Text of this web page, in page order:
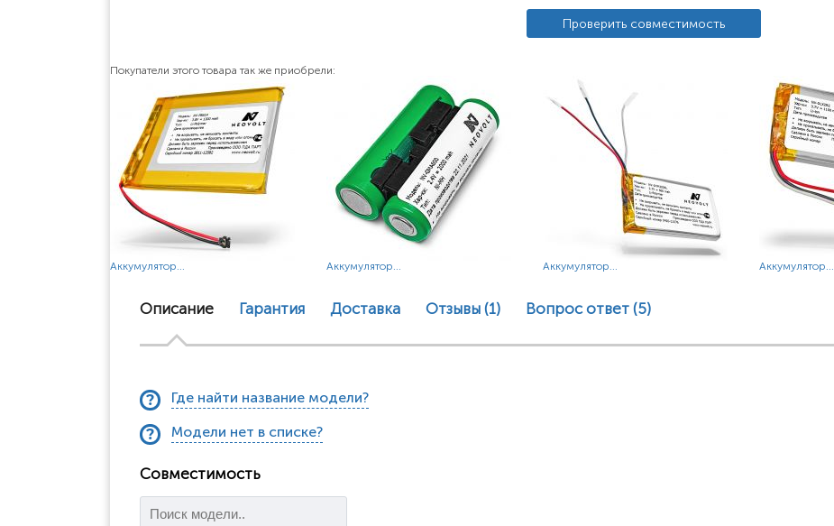
Проверить совместимость
Покупатели этого товара так же приобрели:
Аккумулятор... Аккумулятор... Аккумулятор... Аккумулятор...
Описание Гарантия Доставка Отзывы (1) Вопрос ответ (5)
Где найти название модели?
Модели нет в списке?
Совместимость